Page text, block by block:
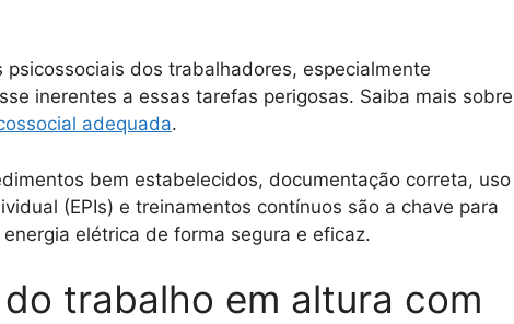
dos trabalhadores, especialmente
inerentes a essas tarefas perigosas. Saiba mais sobre
adequada.
bem estabelecidos, documentação correta, uso
(EPIs) e treinamentos contínuos são a chave para
elétrica de forma segura e eficaz.
trabalho em altura com